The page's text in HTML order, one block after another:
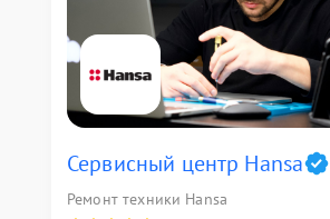
Сервисный центр Hansa
Ремонт техники Hansa